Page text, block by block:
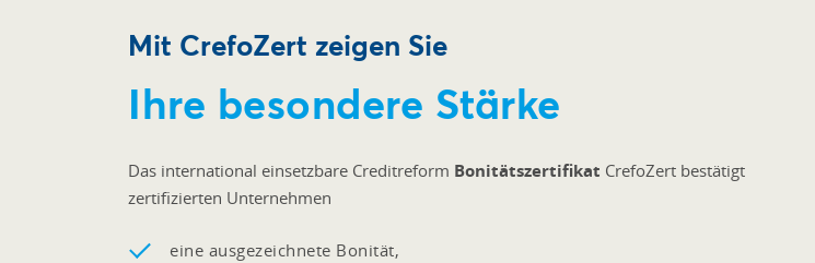
Mit CrefoZert zeigen Sie
Ihre besondere Stärke
Das international einsetzbare Creditreform Bonitätszertifikat CrefoZert bestätigt
zertifizierten Unternehmen
eine ausgezeichnete Bonität,